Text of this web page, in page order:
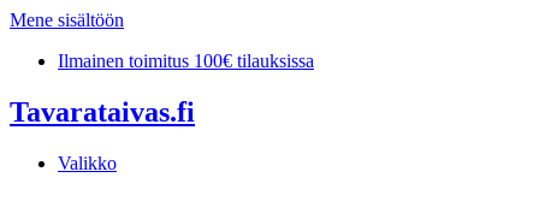
Mene sisältöön
Ilmainen toimitus 100€ tilauksissa
Tavarataivas.fi
Valikko